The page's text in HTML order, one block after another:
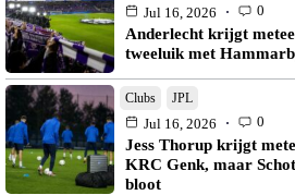
Jul 16, 2026 0
Anderlecht krijgt
tweeluik met
Clubs JPL
Jul 16, 2026 0
Jess Thorup krijgt
KRC Genk, maar
bloot